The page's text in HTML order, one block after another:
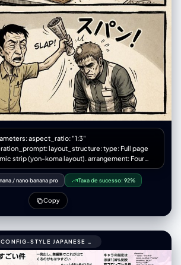
"1:3"
type: Full page
koma layout). arrangement: Four
stacked perfectly vertically from top to bottom.
gutters (margins) separating each of the four
comic magazine page look, slightly
painting colors, seppia tones, dark
bleed effect. manga_elements:
/nano banana pro Taxa de sucesso: 92%
Copy
CONFIG-STYLE JAPANESE SHONEN MANGA PAGE SETTINGS999COMIC_PAGE: